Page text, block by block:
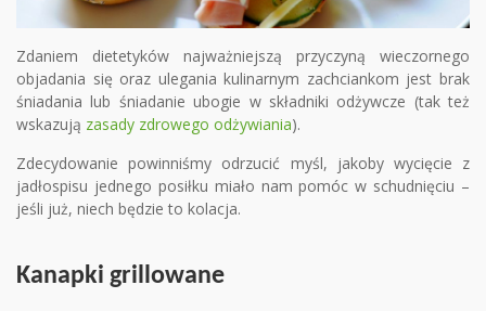
Zdaniem dietetyków najważniejszą przyczyną wieczornego
objadania się oraz ulegania kulinarnym zachciankom jest brak
śniadania lub śniadanie ubogie w składniki odżywcze (tak też
wskazują zasady zdrowego odżywiania).
Zdecydowanie powinniśmy odrzucić myśl, jakoby wycięcie z
jadłospisu jednego posiłku miało nam pomóc w schudnięciu –
jeśli już, niech będzie to kolacja.
Kanapki grillowane